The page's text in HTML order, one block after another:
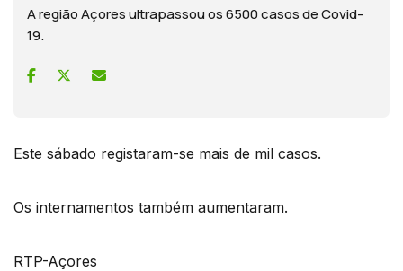
A região Açores ultrapassou os 6500 casos de Covid-
19.
Este sábado registaram-se mais de mil casos.
Os internamentos também aumentaram.
RTP-Açores